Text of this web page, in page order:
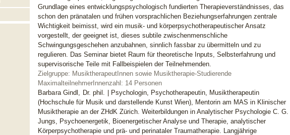
Grundlage eines entwicklungspsychologisch fundierten Therapieverständnisses, das
schon den pränatalen und frühen vorsprachlichen Beziehungserfahrungen zentrale
Wichtigkeit beimisst, wird ein musik- und körperpsychotherapeutischer Ansatz
vorgestellt, der geeignet ist, dieses subtile zwischenmenschliche
Schwingungsgeschehen anzubahnen, sinnlich fassbar zu übermitteln und zu
regulieren. Das Seminar bietet Raum für theoretische Inputs, Selbsterfahrung und
supervisorische Teile mit Fallbeispielen der Teilnehmenden.
Zielgruppe: MusiktherapeutInnen sowie Musiktherapie-Studierende
MaximalteilnehmerInnenzahl: 14 Personen
Barbara Gindl, Dr. phil.
| Psychologin, Psychotherapeutin, Musiktherapeutin
(Hochschule für Musik und darstellende Kunst Wien), Mentorin am MAS in Klinischer
Musiktherapie an der ZHdK Zürich. Weiterbildungen in Analytischer Psychologie C. G.
Jungs, Psychoenergetik, Bioenergetischer Analyse und Therapie, analytischer
Körperpsychotherapie und prä- und perinataler Traumatherapie. Langjährige